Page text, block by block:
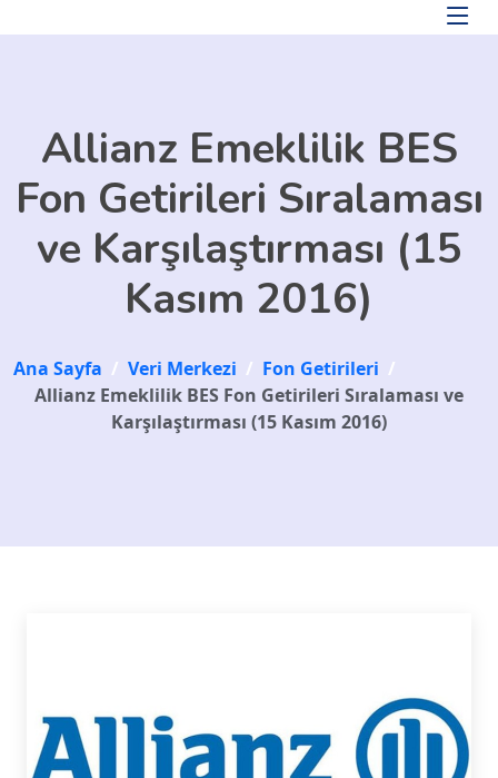
Allianz Emeklilik BES
Fon Getirileri Sıralaması
ve Karşılaştırması (15
Kasım 2016)
Ana Sayfa / Veri Merkezi / Fon Getirileri /
Allianz Emeklilik BES Fon Getirileri Sıralaması ve
Karşılaştırması (15 Kasım 2016)